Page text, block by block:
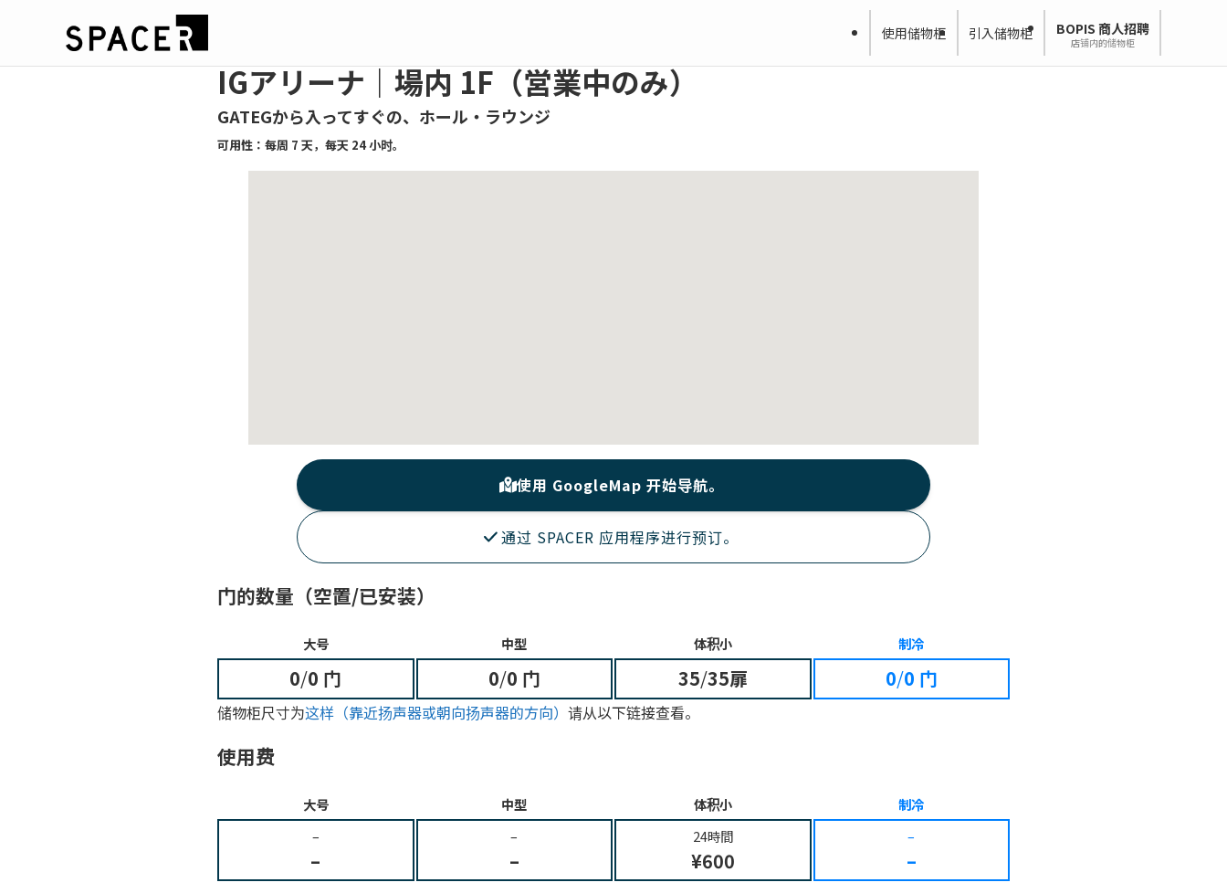
使用储物柜 引入储物柜 BOPIS 商人招聘
店铺内的储物柜
IGアリーナ｜場内 1F（営業中のみ）
GATEGから入ってすぐの、ホール・ラウンジ
可用性：每周 7 天，每天 24 小时。
使用 GoogleMap 开始导航。
通过 SPACER 应用程序进行预订。
门的数量（空置/已安装）
大号 中型 体积小 制冷
0/0 门 0/0 门 35/35扉 0/0 门
储物柜尺寸为这样（靠近扬声器或朝向扬声器的方向） 请从以下链接查看。
使用费
大号 中型 体积小
制冷
–
–
–
–
24時間
¥600
–
–